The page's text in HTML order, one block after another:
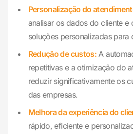
Personalização do
analisar os dados do cliente e
soluções personalizadas para
Redução de custos: A
repetitivas e a otimização do
reduzir significativamente os
das empresas.
Melhora da experiência do
rápido, eficiente e